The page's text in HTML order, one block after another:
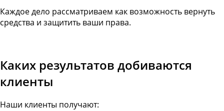
Каждое дело рассматриваем как возможность вернуть
средства и защитить ваши права.
Каких результатов добиваются
клиенты
Наши клиенты получают: